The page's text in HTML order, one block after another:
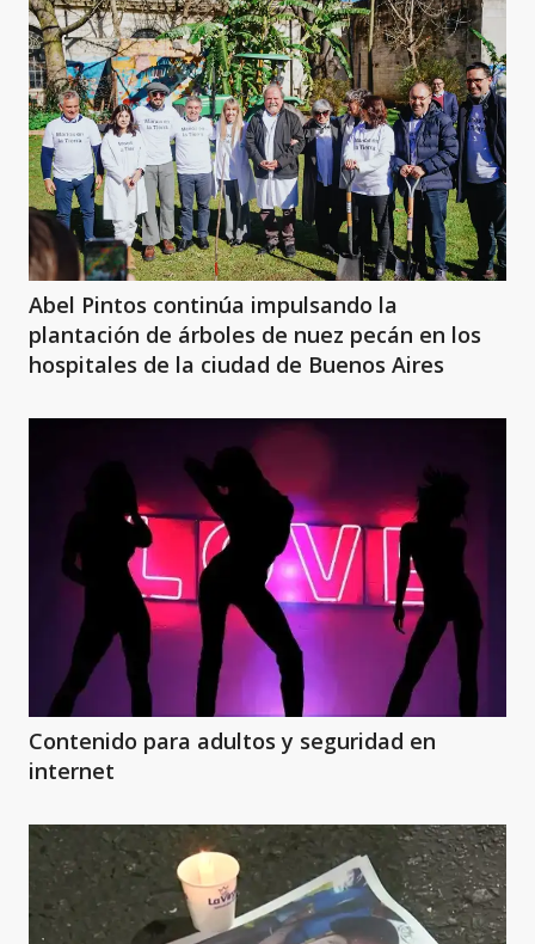
Abel Pintos continúa impulsando la
plantación de árboles de nuez pecán en los
hospitales de la ciudad de Buenos Aires
Contenido para adultos y seguridad en
internet